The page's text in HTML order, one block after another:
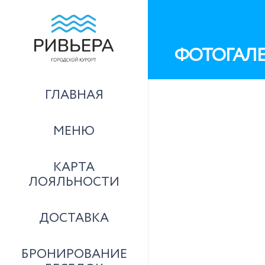
ГЛАВНАЯ
МЕНЮ
КАРТА
ЛОЯЛЬНОСТИ
ДОСТАВКА
БРОНИРОВАНИЕ